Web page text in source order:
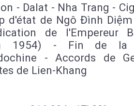
- Dalat - Nha Trang -
d'état de Ngô Đình
de l'Empereur
1954) - Fin de la
- Accords de
de Lien-Khang